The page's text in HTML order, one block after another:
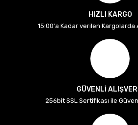
HIZLI KARGO
15:00'a Kadar verilen Kargolarda
GÜVENLİ
256bit SSL Sertifikası ile